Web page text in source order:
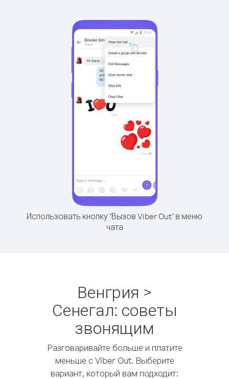
Использовать кнопку "Вызов Viber Out" в меню
чата
Венгрия >
Сенегал: советы
звонящим
Разговаривайте больше и платите
меньше с Viber Out. Выберите
вариант, который вам подходит: